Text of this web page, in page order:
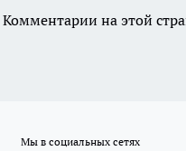
Комментарии на этой
Мы в социальных сетях